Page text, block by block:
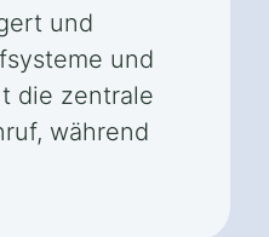
und
und
die zentrale
während